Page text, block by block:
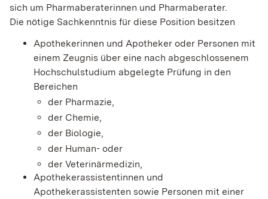
sich um Pharmaberaterinnen und Pharmaberater.
Die nötige Sachkenntnis für diese Position besitzen
Apothekerinnen und Apotheker oder Personen mit
einem Zeugnis über eine nach abgeschlossenem
Hochschulstudium abgelegte Prüfung in den
Bereichen
der Pharmazie,
der Chemie,
der Biologie,
der Human- oder
der Veterinärmedizin,
Apothekerassistentinnen und
Apothekerassistenten sowie Personen mit einer